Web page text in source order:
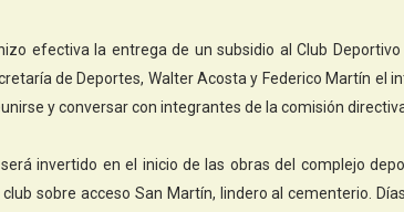
efectiva la entrega de un subsidio al Club
de Deportes, Walter Acosta y Federico Martín el
y conversar con integrantes de la comisión
invertido en el inicio de las obras del complejo
sobre acceso San Martín, lindero al cementerio.